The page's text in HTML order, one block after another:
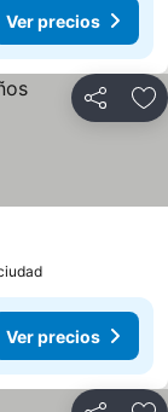
Ver precios
Compartir
Ver precios